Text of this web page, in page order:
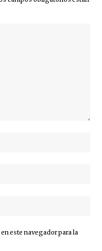
este navegador para la